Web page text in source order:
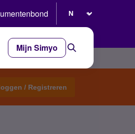
Mijn Simyo
/ Registreren